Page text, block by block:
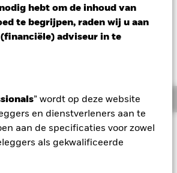
hebt om de inhoud van
te begrijpen, raden wij u aan
adviseur in te
” wordt op deze website
en dienstverleners aan te
aan de specificaties voor zowel
als gekwalificeerde
06/aug/2026 Morningstar Rating
voor participatiehouders naar een
hun belegging door een combinatie van